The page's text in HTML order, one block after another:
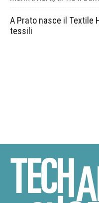
A Prato nasce il Textile
tessili